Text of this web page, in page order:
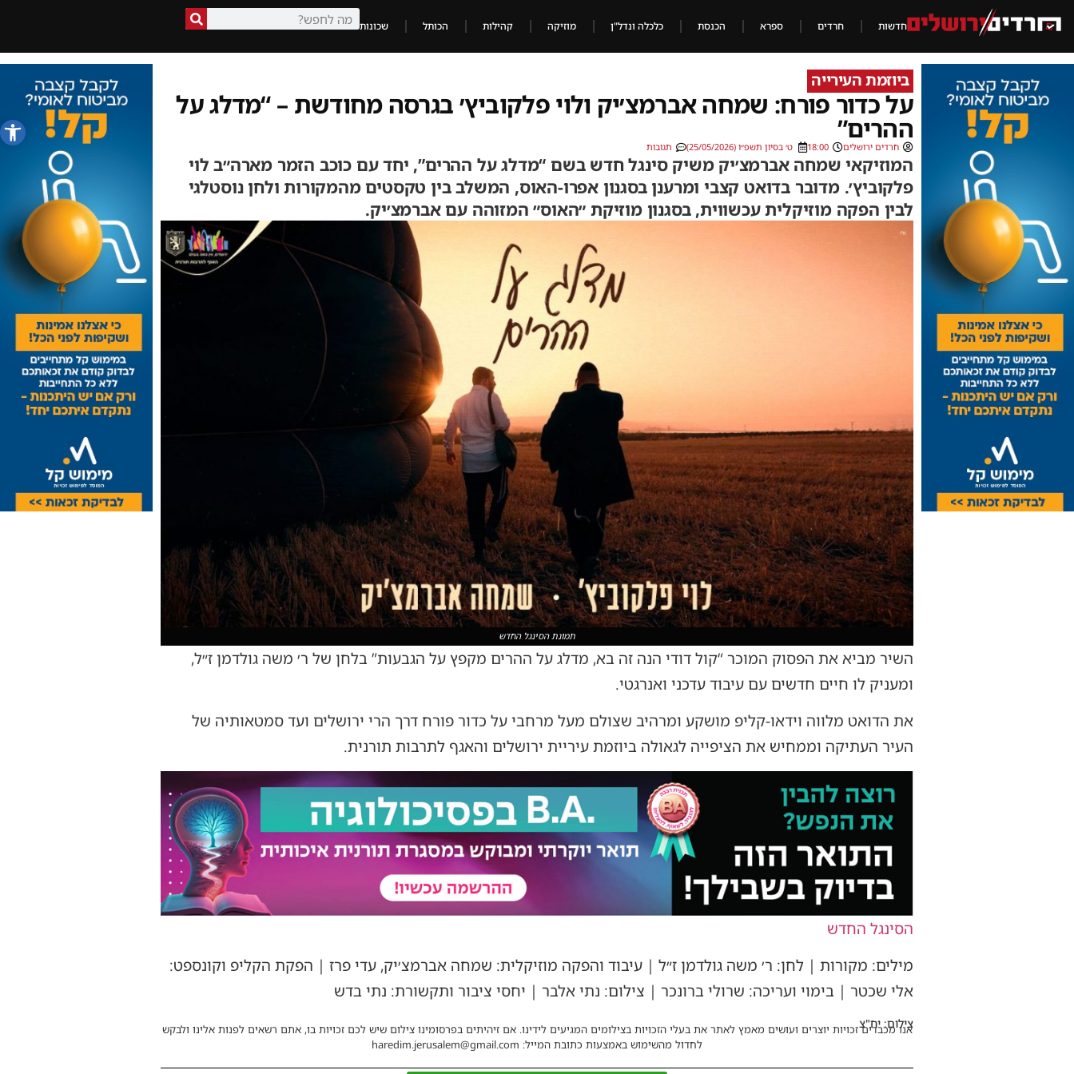
פתח
חדשות חרדים ספרא הכנסת כלכלה ונדל"ן מוזיקה קהילות הכותל שכונות
ביוזמת העירייה
על כדור פורח: שמחה אברמצ׳יק ולוי פלקוביץ׳ בגרסה מחודשת – “מדלג על
ההרים”
חרדים ירושלים 18:00 ט׳ בסיון תשפ״ו (25/05/2026) תגובות
המוזיקאי שמחה אברמצ׳יק משיק סינגל חדש בשם “מדלג על ההרים”, יחד עם כוכב הזמר מארה״ב לוי
פלקוביץ׳. מדובר בדואט קצבי ומרענן בסגנון אפרו-האוס, המשלב בין טקסטים מהמקורות ולחן נוסטלגי
לבין הפקה מוזיקלית עכשווית, בסגנון מוזיקת ״האוס״ המזוהה עם אברמצ׳יק.
תמונת הסינגל החדש
השיר מביא את הפסוק המוכר “קול דודי הנה זה בא, מדלג על ההרים מקפץ על הגבעות” בלחן של ר׳ משה גולדמן ז״ל,
ומעניק לו חיים חדשים עם עיבוד עדכני ואנרגטי.
את הדואט מלווה וידאו-קליפ מושקע ומרהיב שצולם מעל מרחבי על כדור פורח דרך הרי ירושלים ועד סמטאותיה של
העיר העתיקה וממחיש את הציפייה לגאולה ביוזמת עיריית ירושלים והאגף לתרבות תורנית.
הסינגל החדש
מילים: מקורות | לחן: ר׳ משה גולדמן ז״ל | עיבוד והפקה מוזיקלית: שמחה אברמצ׳יק, עדי פרז | הפקת הקליפ וקונספט:
אלי שכטר | בימוי ועריכה: שרולי ברונכר | צילום: נתי אלבר | יחסי ציבור ותקשורת: נתי בדש
צילום: יח"צ
אנו מכבדים זכויות יוצרים ועושים מאמץ לאתר את בעלי הזכויות בצילומים המגיעים לידינו. אם זיהיתים בפרסומינו צילום שיש לכם זכויות בו, אתם רשאים לפנות אלינו ולבקש
לחדול מהשימוש באמצעות כתובת המייל: haredim.jerusalem@gmail.com